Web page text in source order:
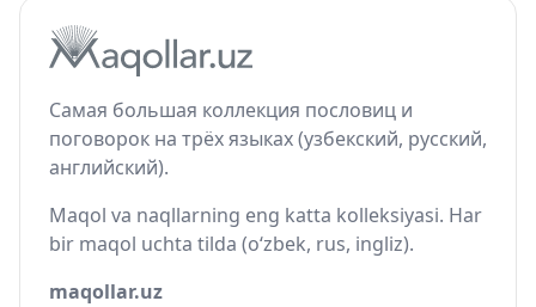
Самая большая коллекция пословиц и
поговорок на трёх языках (узбекский, русский,
английский).
Maqol va naqllarning eng katta kolleksiyasi. Har
bir maqol uchta tilda (o‘zbek, rus, ingliz).
maqollar.uz